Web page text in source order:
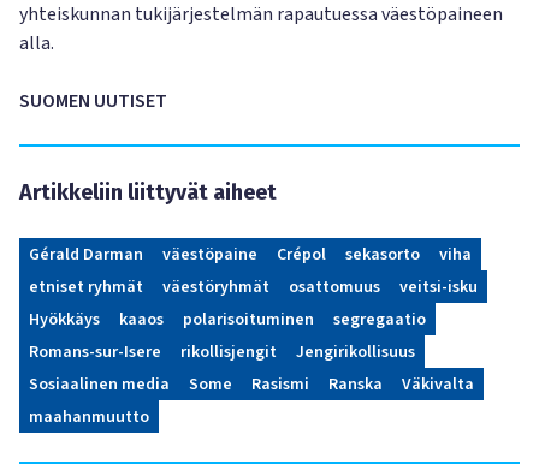
yhteiskunnan tukijärjestelmän rapautuessa väestöpaineen
alla.
SUOMEN UUTISET
Artikkeliin liittyvät aiheet
Gérald Darman väestöpaine Crépol sekasorto
viha
etniset ryhmät
väestöryhmät osattomuus
veitsi-isku
Hyökkäys
kaaos polarisoituminen
segregaatio
Romans-sur-Isere
rikollisjengit
Jengirikollisuus
Sosiaalinen media
Some Rasismi Ranska
Väkivalta
maahanmuutto